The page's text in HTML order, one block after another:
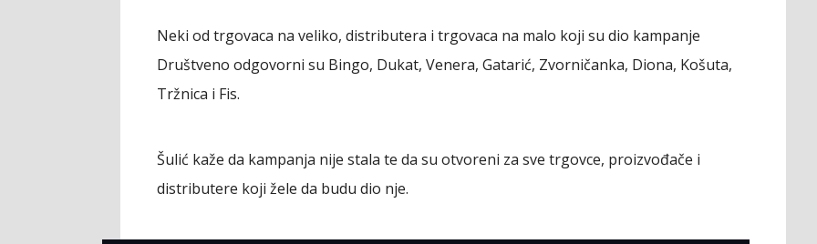
Neki od trgovaca na veliko, distributera i trgovaca na malo koji su dio kampanje
Društveno odgovorni su Bingo, Dukat, Venera, Gatarić, Zvorničanka, Diona, Košuta,
Tržnica i Fis.
Šulić kaže da kampanja nije stala te da su otvoreni za sve trgovce, proizvođače i
distributere koji žele da budu dio nje.